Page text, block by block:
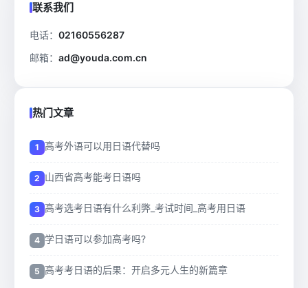
联系我们
电话： 02160556287
邮箱： ad@youda.com.cn
热门文章
高考外语可以用日语代替吗
山西省高考能考日语吗
高考选考日语有什么利弊_考试时间_高考用日语
学日语可以参加高考吗?
高考考日语的后果：开启多元人生的新篇章